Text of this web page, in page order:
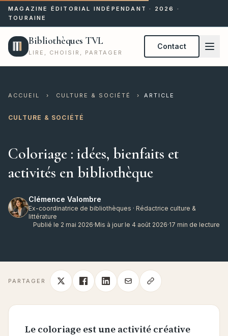
MAGAZINE ÉDITORIAL INDÉPENDANT · 2026 ·
TOURAINE
Bibliothèques TVL
LIRE, CHOISIR, PARTAGER
Contact
ACCUEIL › CULTURE & SOCIÉTÉ › ARTICLE
CULTURE & SOCIÉTÉ
Coloriage : idées, bienfaits et
activités en bibliothèque
Clémence Valombre
Ex-coordinatrice de bibliothèques · Rédactrice culture &
littérature
Publié le 2 mai 2026·Mis à jour le 4 août 2026·17 min de lecture
PARTAGER
Le coloriage est une activité créative